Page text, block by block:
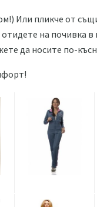
Или пликче от
отидете на почивка
да носите по-